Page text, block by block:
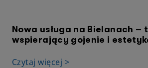
Nowa usługa na Bielanach –
wspierający gojenie i
Czytaj więcej >